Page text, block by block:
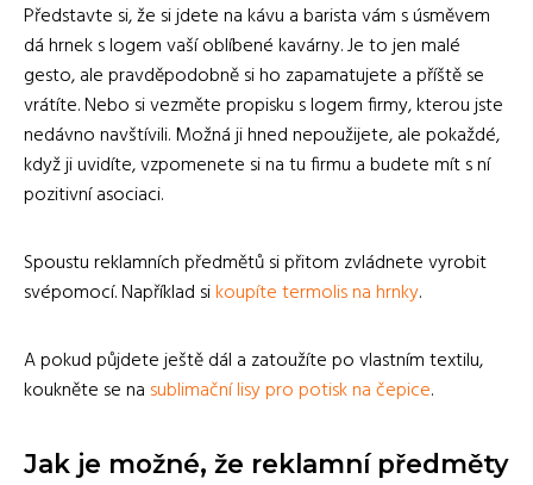
Představte si, že si jdete na kávu a barista vám s úsměvem
dá hrnek s logem vaší oblíbené kavárny. Je to jen malé
gesto, ale pravděpodobně si ho zapamatujete a příště se
vrátíte. Nebo si vezměte propisku s logem firmy, kterou jste
nedávno navštívili. Možná ji hned nepoužijete, ale pokaždé,
když ji uvidíte, vzpomenete si na tu firmu a budete mít s ní
pozitivní asociaci.
Spoustu reklamních předmětů si přitom zvládnete vyrobit
svépomocí. Například sikoupíte termolis na hrnky.
A pokud půjdete ještě dál a zatoužíte po vlastním textilu,
koukněte se na sublimační lisy pro potisk na čepice.
Jak je možné, že reklamní předměty